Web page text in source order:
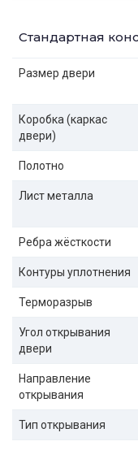
Стандартная
Размер двери
Коробка (каркас
двери)
Полотно
Лист металла
Ребра жёсткости
Контуры уплотнения
Терморазрыв
Угол открывания
двери
Направление
открывания
Тип открывания